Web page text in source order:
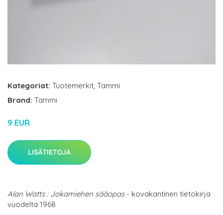
Kategoriat: Tuotemerkit, Tammi
Brand: Tammi
9 EUR
LISÄTIETOJA
Alan Watts : Jokamiehen sääopas- kovakantinen tietokirja
vuodelta 1968